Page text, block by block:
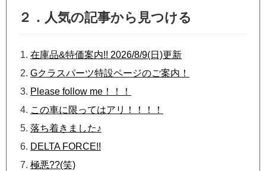
２．人気の記事から見つける
在庫品&特価案内!! 2026/8/9(日)更新
Gクラスパーツ特設ページのご案内！
Please follow me！！！
この車に限ってはアリ！！！！
落ち着きました♪
DELTA FORCE!!
極悪??(笑)